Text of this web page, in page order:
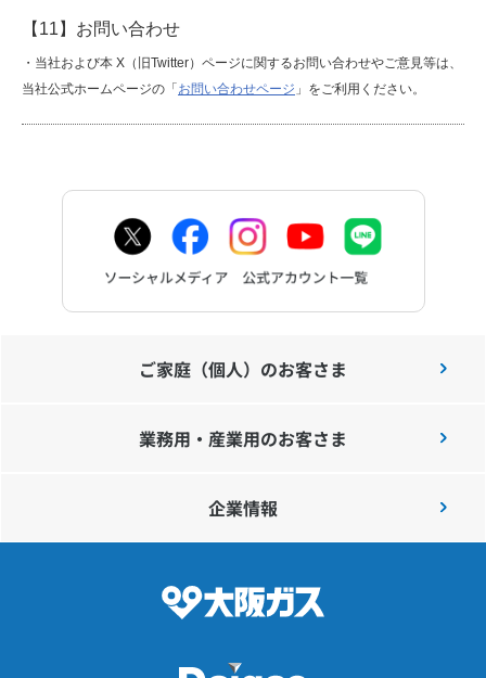
【11】お問い合わせ
・当社および本 X（旧Twitter）ページに関するお問い合わせやご意見等は、
当社公式ホームページの「 お問い合わせページ 」をご利用ください。
ご家庭（個人）のお客さま
業務用・産業用のお客さま
企業情報